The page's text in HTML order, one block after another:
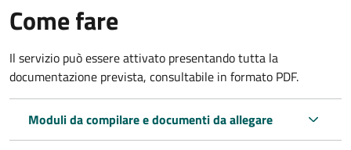
Come fare
Il servizio può essere attivato presentando tutta la
documentazione prevista, consultabile in formato PDF.
Moduli da compilare e documenti da allegare